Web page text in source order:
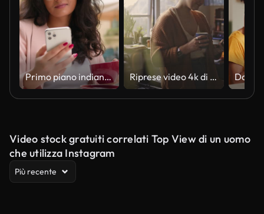
Primo piano indiana, donna araba indiana riflessiva, donna etnica, donna d'affari, turista che usa il cellulare, scorre lo smartphone, legge le notizie, i social media tenendo una tazza di caffè, città, street caffè all'esterno Riprese video 4k di una giovane donna che usa un cellulare a casa
Video stock gratuiti correlati Top View di un uomo
che utilizza Instagram
Più recente